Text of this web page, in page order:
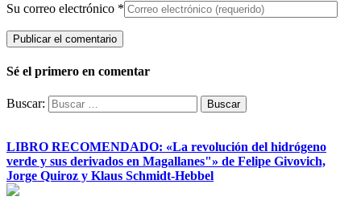
Su correo electrónico *
Sé el primero en comentar
Buscar:
LIBRO RECOMENDADO: «La revolución del hidrógeno
verde y sus derivados en Magallanes"» de Felipe Givovich,
Jorge Quiroz y Klaus Schmidt-Hebbel